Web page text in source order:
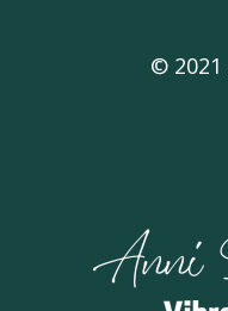
© 2021